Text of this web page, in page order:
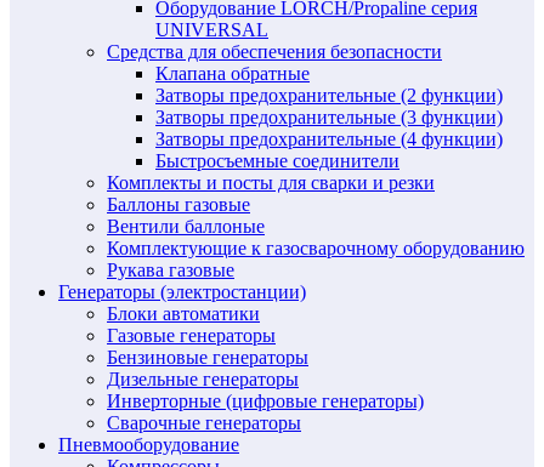
Оборудование LORCH/Propaline серия
UNIVERSAL
Средства для обеспечения безопасности
Клапана обратные
Затворы предохранительные (2 функции)
Затворы предохранительные (3 функции)
Затворы предохранительные (4 функции)
Быстросъемные соединители
Комплекты и посты для сварки и резки
Баллоны газовые
Вентили баллоные
Комплектующие к газосварочному оборудованию
Рукава газовые
Генераторы (электростанции)
Блоки автоматики
Газовые генераторы
Бензиновые генераторы
Дизельные генераторы
Инверторные (цифровые генераторы)
Сварочные генераторы
Пневмооборудование